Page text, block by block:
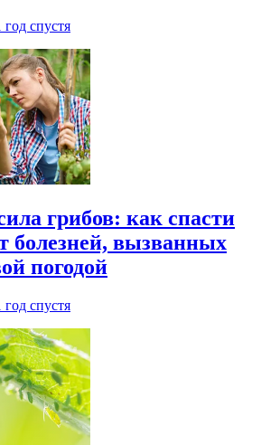
год спустя
грибов: как спасти
болезней, вызванных
погодой
год спустя